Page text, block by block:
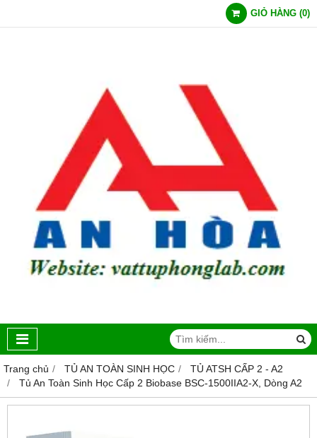
GIỎ HÀNG (0)
Trang chủ TỦ AN TOÀN SINH HỌC
TỦ ATSH CẤP 2 - A2
Tủ An Toàn Sinh Học Cấp 2 Biobase BSC-1500IIA2-X, Dòng A2